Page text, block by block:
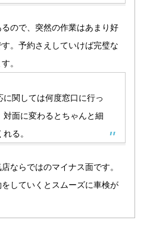
ので、突然の作業はあまり好
。予約さえしていけば完璧な
。
関しては何度窓口に行っ
面に変わるとちゃんと細
る。
ならではのマイナス面です。
していくとスムーズに車検が